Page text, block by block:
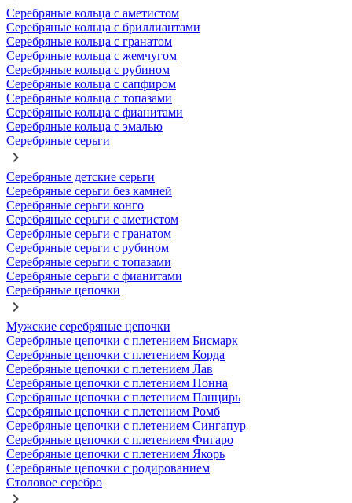
Серебряные кольца с аметистом
Серебряные кольца с бриллиантами
Серебряные кольца с гранатом
Серебряные кольца с жемчугом
Серебряные кольца с рубином
Серебряные кольца с сапфиром
Серебряные кольца с топазами
Серебряные кольца с фианитами
Серебряные кольца с эмалью
Серебряные серьги
Серебряные детские серьги
Серебряные серьги без камней
Серебряные серьги конго
Серебряные серьги с аметистом
Серебряные серьги с гранатом
Серебряные серьги с рубином
Серебряные серьги с топазами
Серебряные серьги с фианитами
Серебряные цепочки
Мужские серебряные цепочки
Серебряные цепочки с плетением Бисмарк
Серебряные цепочки с плетением Корда
Серебряные цепочки с плетением Лав
Серебряные цепочки с плетением Нонна
Серебряные цепочки с плетением Панцирь
Серебряные цепочки с плетением Ромб
Серебряные цепочки с плетением Сингапур
Серебряные цепочки с плетением Фигаро
Серебряные цепочки с плетением Якорь
Серебряные цепочки с родированием
Столовое серебро